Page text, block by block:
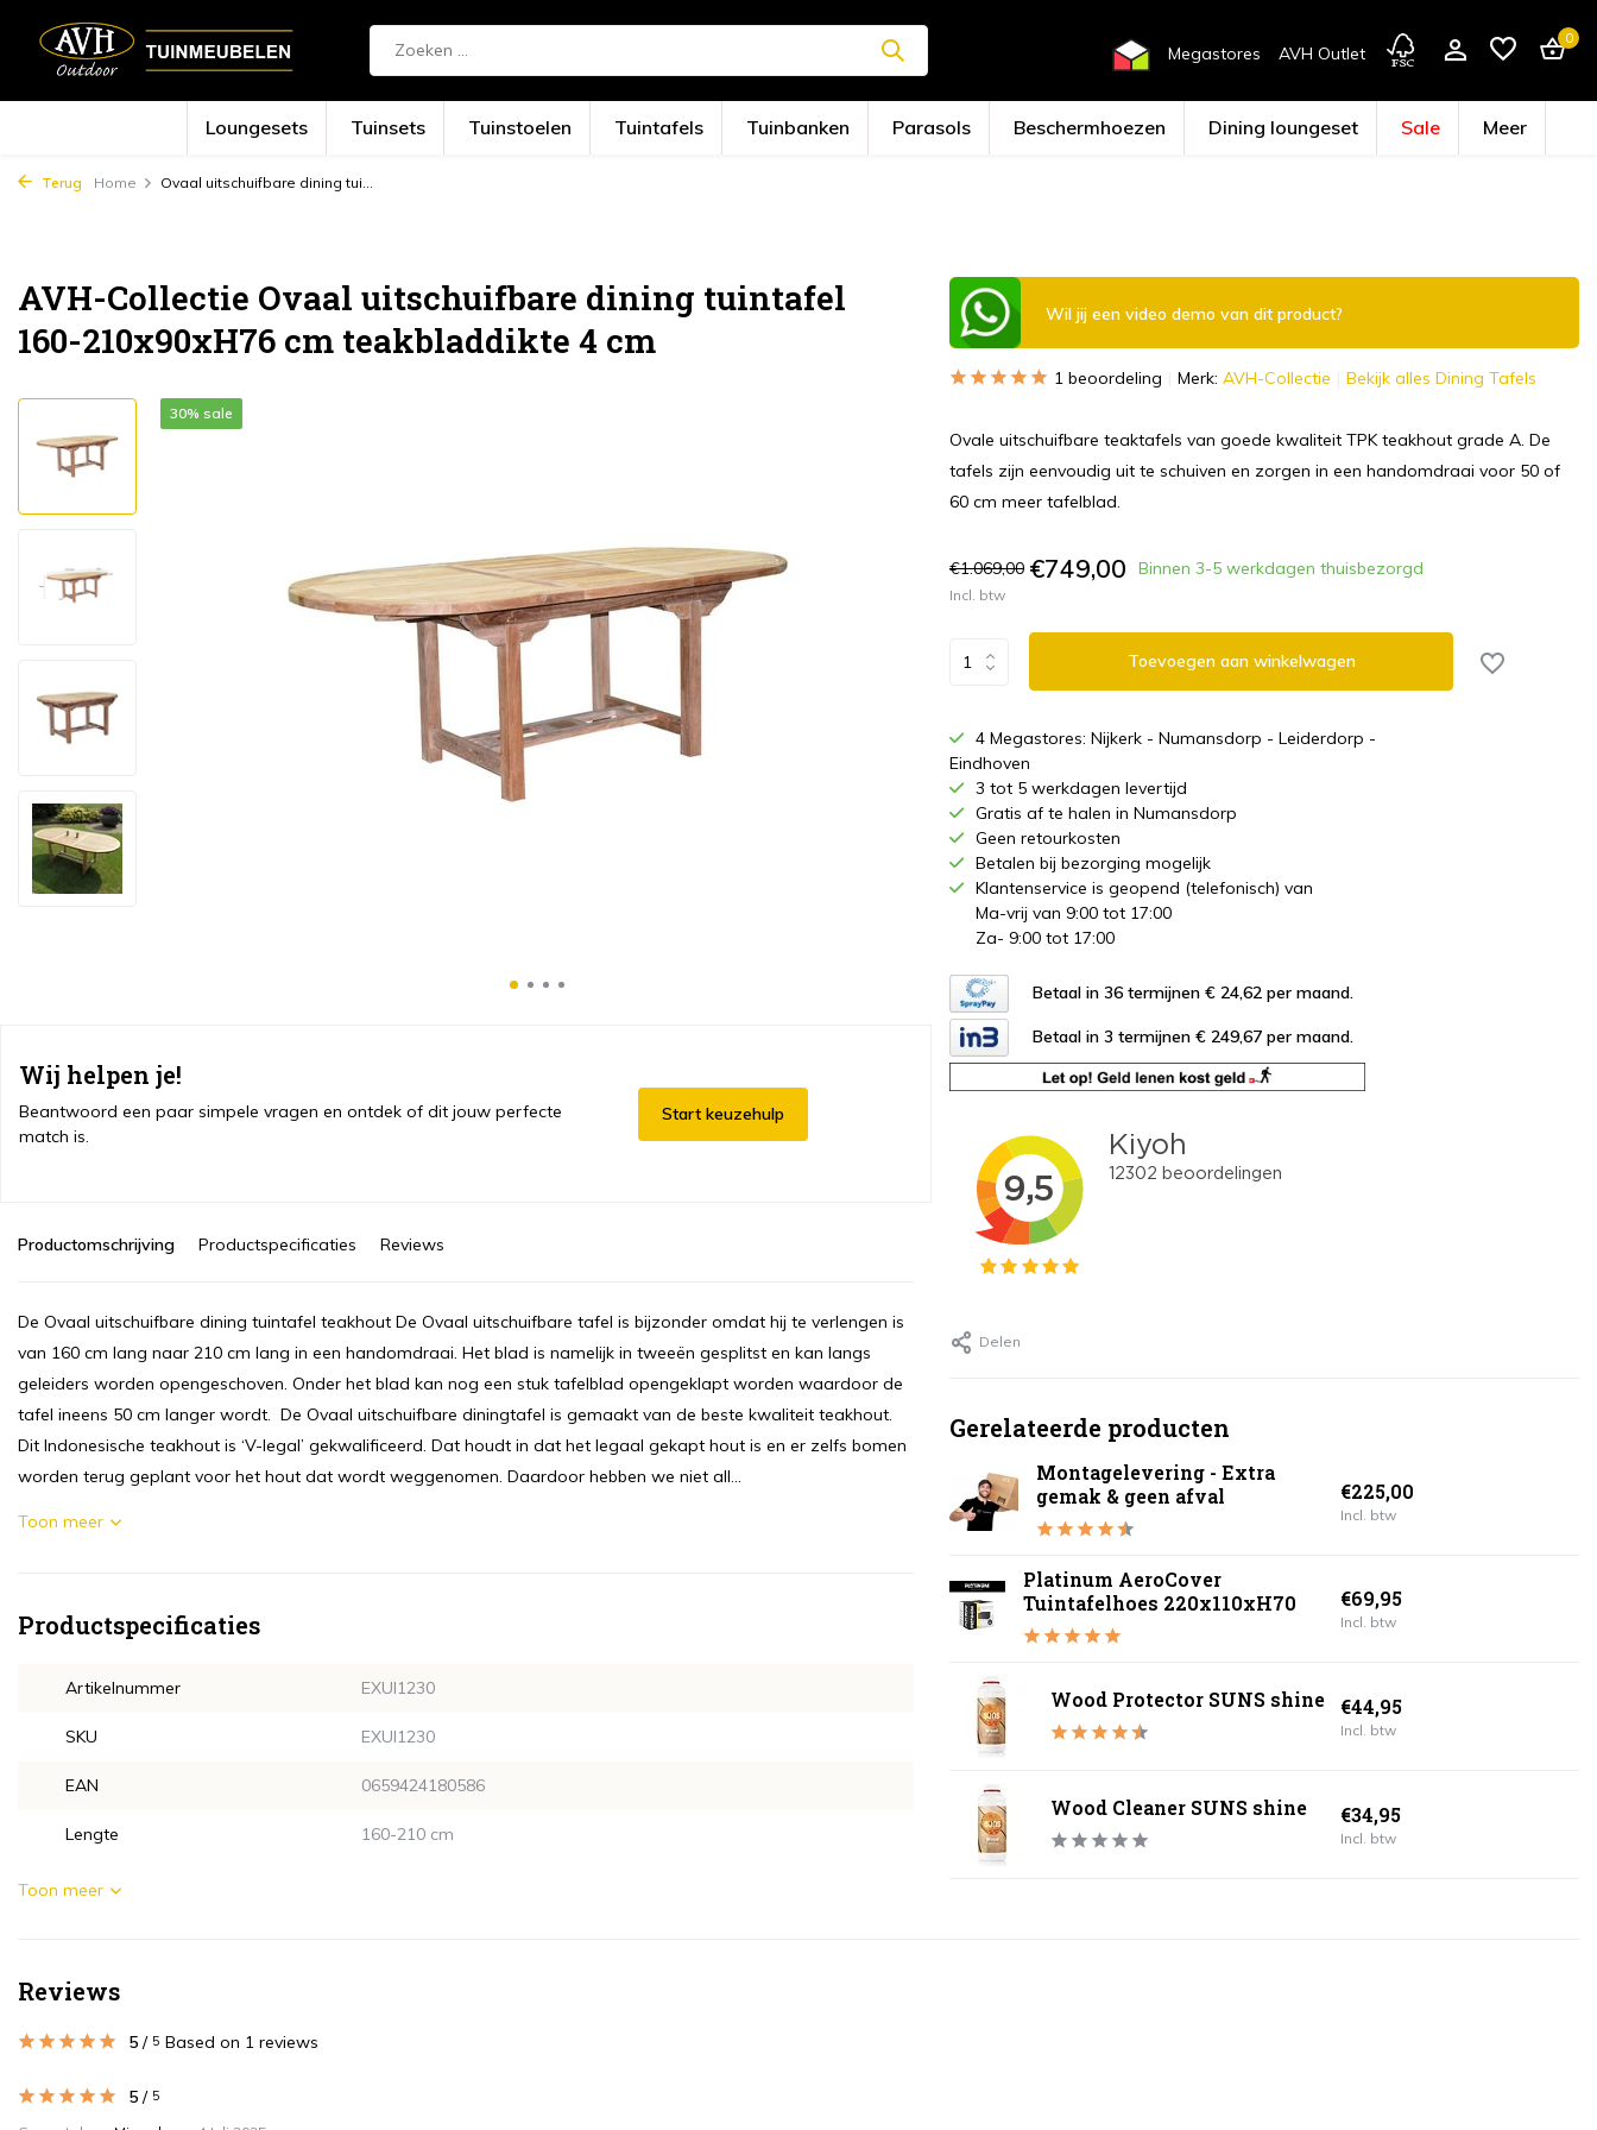
Megastores AVH Outlet
0
Loungesets Tuinsets Tuinstoelen Tuintafels Tuinbanken Parasols Beschermhoezen Dining loungeset Sale Meer
Terug Home Ovaal uitschuifbare dining tui...
AVH-Collectie Ovaal uitschuifbare dining tuintafel
160-210x90xH76 cm teakbladdikte 4 cm
30% sale
Wij helpen je!
Beantwoord een paar simpele vragen en ontdek of dit jouw perfecte
match is.
Start keuzehulp
Productomschrijving Productspecificaties Reviews
De Ovaal uitschuifbare dining tuintafel teakhout De Ovaal uitschuifbare tafel is bijzonder omdat hij te verlengen is
van 160 cm lang naar 210 cm lang in een handomdraai. Het blad is namelijk in tweeën gesplitst en kan langs
geleiders worden opengeschoven. Onder het blad kan nog een stuk tafelblad opengeklapt worden waardoor de
tafel ineens 50 cm langer wordt. De Ovaal uitschuifbare diningtafel is gemaakt van de beste kwaliteit teakhout.
Dit Indonesische teakhout is ‘V-legal’ gekwalificeerd. Dat houdt in dat het legaal gekapt hout is en er zelfs bomen
worden terug geplant voor het hout dat wordt weggenomen. Daardoor hebben we niet all...
Toon meer
Productspecificaties
Artikelnummer EXUI1230
SKU EXUI1230
EAN 0659424180586
Lengte 160-210 cm
Toon meer
Wil jij een video demo van dit product?
1 beoordeling Merk: AVH-Collectie Bekijk alles Dining Tafels
Ovale uitschuifbare teaktafels van goede kwaliteit TPK teakhout grade A. De
tafels zijn eenvoudig uit te schuiven en zorgen in een handomdraai voor 50 of
60 cm meer tafelblad.
€1.069,00 €749,00 Binnen 3-5 werkdagen thuisbezorgd
Incl. btw
Toevoegen aan winkelwagen
4 Megastores: Nijkerk - Numansdorp - Leiderdorp -
Eindhoven
3 tot 5 werkdagen levertijd
Gratis af te halen in Numansdorp
Geen retourkosten
Betalen bij bezorging mogelijk
Klantenservice is geopend (telefonisch) van
Ma-vrij van 9:00 tot 17:00
Za- 9:00 tot 17:00
Betaal in 36 termijnen € 24,62 per maand.
Betaal in 3 termijnen € 249,67 per maand.
Delen
Gerelateerde producten
Montagelevering - Extra
gemak & geen afval
€225,00
Incl. btw
Platinum AeroCover
Tuintafelhoes 220x110xH70
€69,95
Incl. btw
Wood Protector SUNS shine €44,95
Incl. btw
Wood Cleaner SUNS shine €34,95
Incl. btw
Reviews
5 / 5 Based on 1 reviews
5 / 5